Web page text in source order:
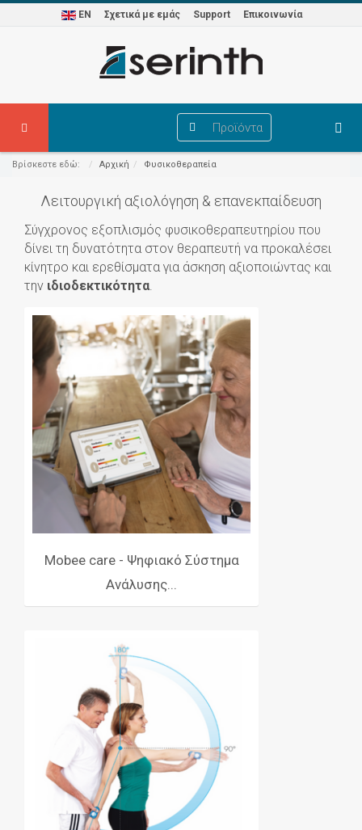
EN Σχετικά με εμάς Support Επικοινωνία
Προϊόντα
Βρίσκεστε εδώ: Αρχική Φυσικοθεραπεία
Λειτουργική αξιολόγηση & επανεκπαίδευση
Σύγχρονος εξοπλισμός φυσικοθεραπευτηρίου που
δίνει τη δυνατότητα στον θεραπευτή να προκαλέσει
κίνητρο και ερεθίσματα για άσκηση αξιοποιώντας και
την ιδιοδεκτικότητα.
Mobee care - Ψηφιακό Σύστημα
Ανάλυσης...